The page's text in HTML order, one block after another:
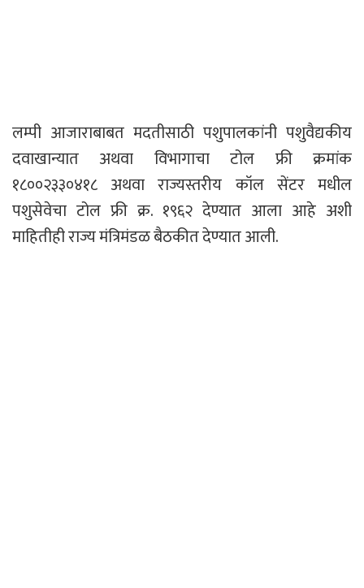
लम्पी आजाराबाबत मदतीसाठी पशुपालकांनी पशुवैद्यकीय
दवाखान्यात अथवा विभागाचा टोल फ्री क्रमांक
१८००२३३०४१८ अथवा राज्यस्तरीय कॉल सेंटर मधील
पशुसेवेचा टोल फ्री क्र. १९६२ देण्यात आला आहे अशी
माहितीही राज्य मंत्रिमंडळ बैठकीत देण्यात आली.